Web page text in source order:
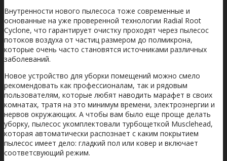
Внутренности нового пылесоса тоже современные и
основанные на уже проверенной технологии Radial Root
Cyclone, что гарантирует очистку проходят через пылесос
потоков воздуха от частиц размером до полмикрона,
которые очень часто становятся источниками различных
заболеваний.
Новое устройство для уборки помещений можно смело
рекомендовать как профессионалам, так и рядовым
пользователям, которые любят наводить марафет в своих
комнатах, тратя на это минимум времени, электроэнергии и
нервов окружающих. А чтобы вам было еще проще делать
уборку, пылесос укомплектовали турбощеткой Musclehead,
которая автоматически распознает с каким покрытием
пылесос имеет дело: гладкий пол или ковер и включает
соответсвующий режим.